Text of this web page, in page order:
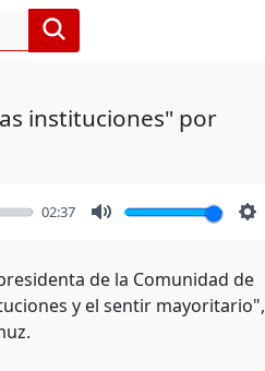
instituciones" por
02:37
de la Comunidad de
y el sentir mayoritario",